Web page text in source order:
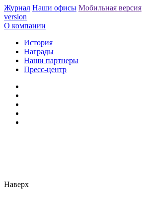
Журнал Наши офисы Мобильная версия
version
О компании
История
Награды
Наши партнеры
Пресс-центр
Наверх